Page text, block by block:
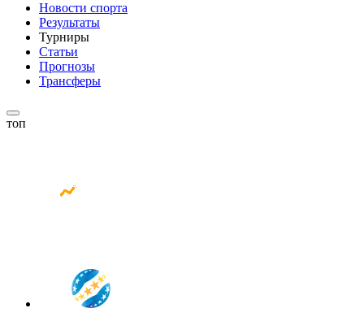
Новости спорта
Результаты
Турниры
Статьи
Прогнозы
Трансферы
топ